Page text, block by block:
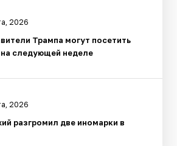
2026
Трампа могут посетить
следующей неделе
2026
разгромил две иномарки в